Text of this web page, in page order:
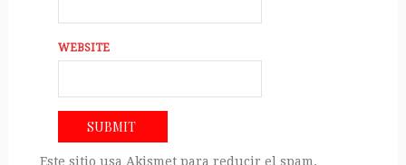
WEBSITE
Este sitio usa Akismet para reducir el spam.